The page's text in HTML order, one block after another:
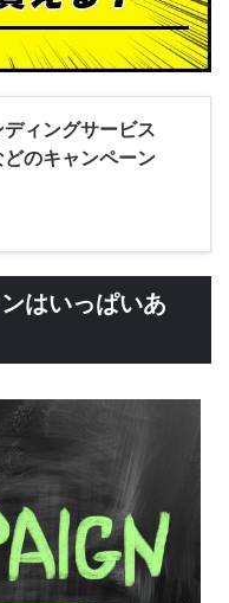
ィングサービス
のキャンペーン
はいっぱいあ